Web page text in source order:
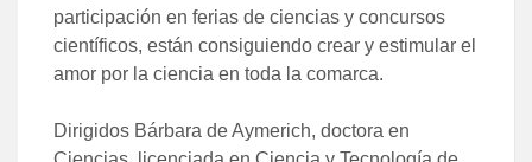
participación en ferias de ciencias y concursos
científicos, están consiguiendo crear y estimular el
amor por la ciencia en toda la comarca.
Dirigidos Bárbara de Aymerich, doctora en